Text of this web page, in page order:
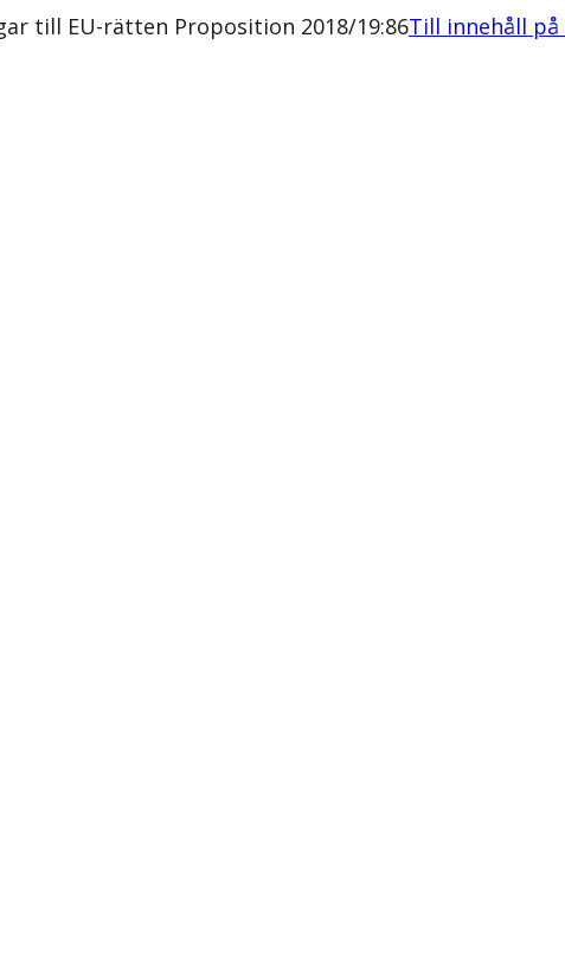
till EU-rätten Proposition 2018/19:86Till innehåll på